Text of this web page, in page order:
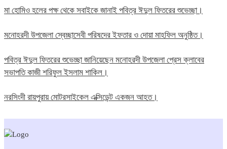
মা হোমিও হলের পক্ষ থেকে সবাইকে জানাই পবিত্র ঈদুল ফিতরের শুভেচ্ছা।
মনোহরদী উপজেলা স্বেচ্ছাসেবী পরিষদের ইফতার ও দোয়া মাহফিল অনুষ্ঠিত।
পবিত্র ঈদুল ফিতরের শুভেচ্ছা জানিয়েছেন মনোহরদী উপজেলা প্রেস ক্লাবের
সভাপতি কাজী শরিফুল ইসলাম শাকিল।
নরসিংদী রায়পুরায় মোটরসাইকেল এক্সিডেন্ট একজন আহত।